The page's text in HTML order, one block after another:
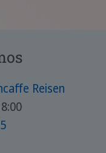
Reisen